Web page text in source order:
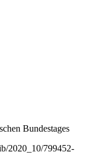
Bundestages
2020_10/799452-